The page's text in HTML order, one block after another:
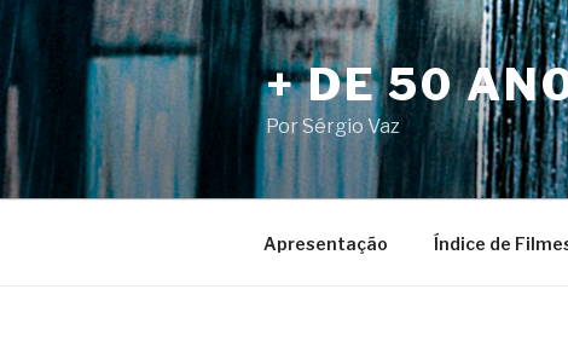
para
o
conteúdo
+ DE 50
Por Sérgio Vaz
Apresentação Índice de